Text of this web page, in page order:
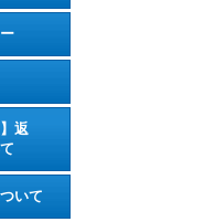
返
いて